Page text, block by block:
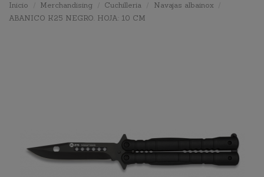
Inicio Merchandising Cuchilleria
Navajas albainox
ABANICO K25 NEGRO. HOJA: 10 CM